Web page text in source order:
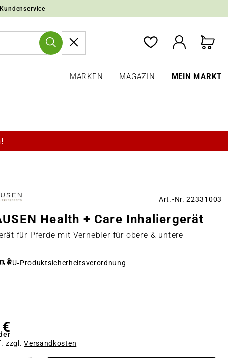
MARKEN MAGAZIN MEIN MARKT
&
Art.-Nr. 22331003
Health + Care Inhaliergerät
für Pferde mit Vernebler für obere & untere
EU‑Produktsicherheitsverordnung
zzgl.Versandkosten